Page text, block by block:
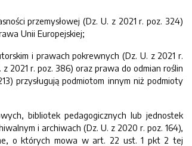
przemysłowej (Dz. U. z 2021 r. poz. 324)
Unii Europejskiej;
i prawach pokrewnych (Dz. U. z 2021 r.
2021 r. poz. 386) oraz prawa do odmian roślin
przysługują podmiotom innym niż podmioty
bibliotek pedagogicznych lub jednostek
i archiwach (Dz. U. z 2020 r. poz. 164),
o których mowa w art. 22 ust. 1 pkt 2 tej